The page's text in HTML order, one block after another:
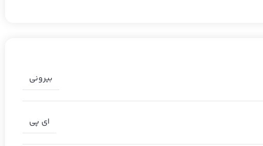
بیرونی
ای پی